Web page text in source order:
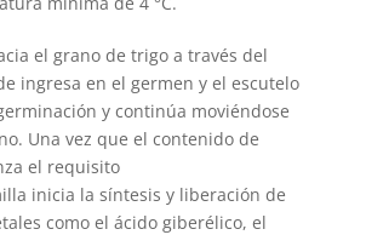
el grano de trigo a través del
ingresa en el germen y el escutelo
y continúa moviéndose
Una vez que el contenido de
el requisito
inicia la síntesis y liberación de
como el ácido giberélico, el